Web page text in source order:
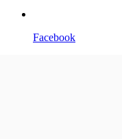
Facebook